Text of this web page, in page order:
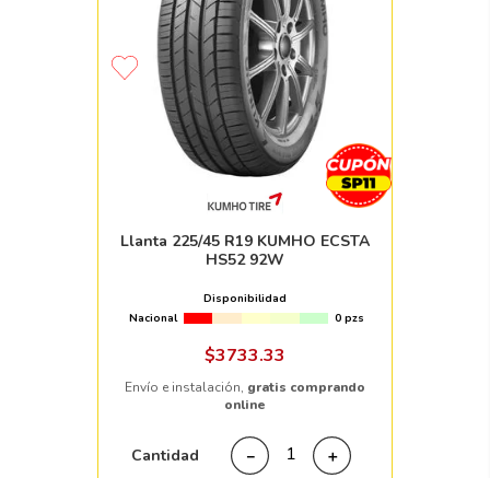
Llanta 225/45 R19 KUMHO ECSTA
HS52 92W
Disponibilidad
Nacional
0 pzs
$3733.33
Envío e instalación, gratis comprando
online
Cantidad ＋
－